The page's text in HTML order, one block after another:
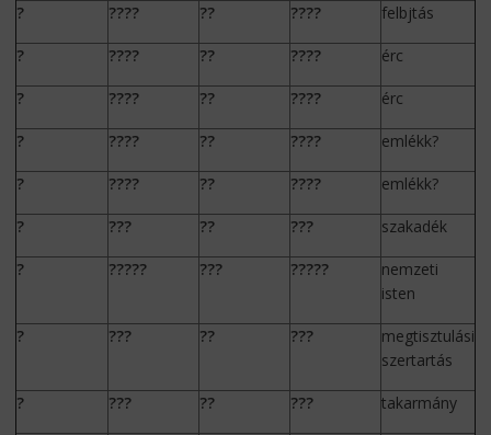
? ???? ?? ???? felbjtás
? ???? ?? ???? érc
? ???? ?? ???? érc
? ???? ?? ???? emlékk?
? ???? ?? ???? emlékk?
? ??? ?? ??? szakadék
? ????? ??? ?????
nemzeti
isten
? ??? ?? ???
megtisztulási
szertartás
? ??? ?? ??? takarmány